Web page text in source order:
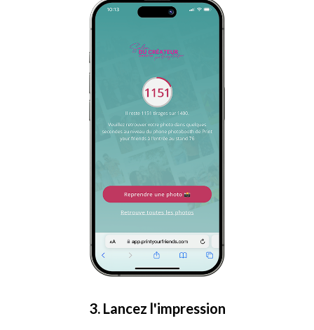
3. Lancez l'impression